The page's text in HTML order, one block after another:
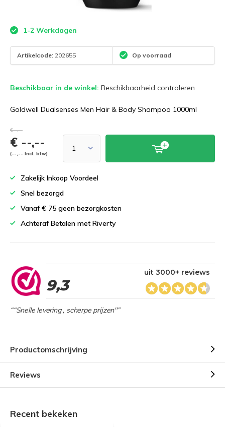
1-2 Werkdagen
Artikelcode: 202655 Op voorraad
Beschikbaar in de winkel: Beschikbaarheid controleren
Goldwell Dualsenses Men Hair & Body Shampoo 1000ml
€--,--
€ --,--
(--,-- Incl. btw)
Zakelijk Inkoop Voordeel
Snel bezorgd
Vanaf € 75 geen bezorgkosten
Achteraf Betalen met Riverty
9,3
uit 3000+ reviews
““Snelle levering , scherpe prijzen"”
Productomschrijving
Reviews
Recent bekeken